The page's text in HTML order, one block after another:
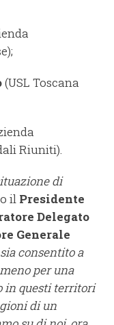
(USL Toscana
Riuniti).
di
il Presidente
Delegato
Generale
consentito a
per una
in questi territori
di un